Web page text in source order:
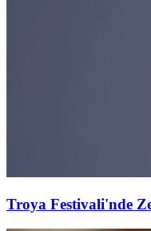
Troya Festivali'nde